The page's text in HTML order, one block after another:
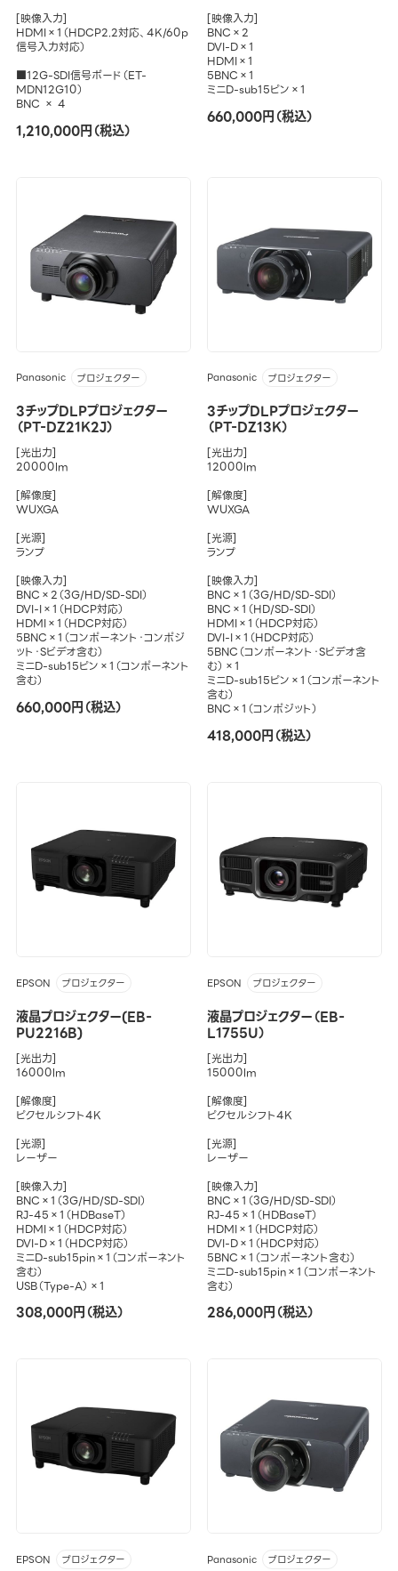
[映像入力]
HDMI×1（HDCP2.2対応、4K/60p
信号入力対応）
■12G-SDI信号ボード（ET-
MDN12G10）
BNC × 4
1,210,000円（税込）
[映像入力]
BNC×2
DVI-D×1
HDMI×1
5BNC×1
ミニD-sub15ピン×1
660,000円（税込）
Panasonic プロジェクター
3チップDLPプロジェクター
（PT-DZ21K2J）
[光出力]
20000lm
[解像度]
WUXGA
[光源]
ランプ
[映像入力]
BNC×2（3G/HD/SD-SDI）
DVI-I×1（HDCP対応）
HDMI×1（HDCP対応）
5BNC×1（コンポーネント・コンポジ
ット・Sビデオ含む）
ミニD-sub15ピン×1（コンポーネント
含む）
660,000円（税込）
Panasonic プロジェクター
3チップDLPプロジェクター
（PT-DZ13K）
[光出力]
12000lm
[解像度]
WUXGA
[光源]
ランプ
[映像入力]
BNC×1（3G/HD/SD-SDI）
BNC×1（HD/SD-SDI）
HDMI×1（HDCP対応）
DVI-I×1（HDCP対応）
5BNC（コンポーネント・Sビデオ含
む）×1
ミニD-sub15ピン×1（コンポーネント
含む）
BNC×1（コンポジット）
418,000円（税込）
EPSON プロジェクター
液晶プロジェクター(EB-
PU2216B)
[光出力]
16000lm
[解像度]
ピクセルシフト4K
[光源]
レーザー
[映像入力]
BNC×1（3G/HD/SD-SDI）
RJ-45×1（HDBaseT）
HDMI×1（HDCP対応）
DVI-D×1（HDCP対応）
ミニD-sub15pin×1（コンポーネント
含む）
USB（Type-A）×1
308,000円（税込）
EPSON プロジェクター
液晶プロジェクター（EB-
L1755U）
[光出力]
15000lm
[解像度]
ピクセルシフト4K
[光源]
レーザー
[映像入力]
BNC×1（3G/HD/SD-SDI）
RJ-45×1（HDBaseT）
HDMI×1（HDCP対応）
DVI-D×1（HDCP対応）
5BNC×1（コンポーネント含む）
ミニD-sub15pin×1（コンポーネント
含む）
286,000円（税込）
EPSON プロジェクター Panasonic プロジェクター